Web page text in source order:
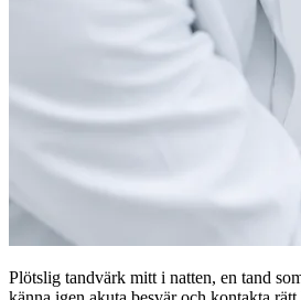
Plötslig tandvärk mitt i natten, en tand